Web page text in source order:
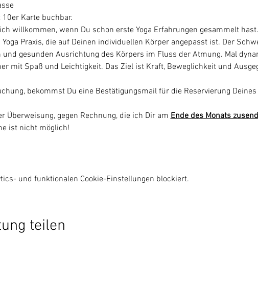
Karte buchbar.
willkommen, wenn Du schon erste Yoga Erfahrungen gesammelt
Praxis, die auf Deinen individuellen Körper angepasst ist. Der
gesunden Ausrichtung des Körpers im Fluss der Atmung. Mal
mit Spaß und Leichtigkeit. Das Ziel ist Kraft, Beweglichkeit und
bekommst Du eine Bestätigungsmail für die Reservierung
Überweisung, gegen Rechnung, die ich Dir am Ende des Monats
ist nicht möglich!
und funktionalen Cookie-Einstellungen blockiert.
teilen